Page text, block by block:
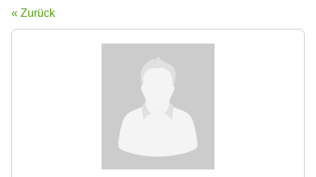
« Zurück